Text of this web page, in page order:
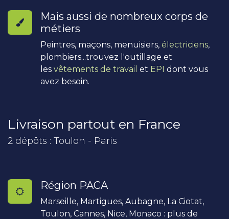
Mais aussi de nombreux corps de
métiers
Peintres, maçons, menuisiers, électriciens,
plombiers...trouvez l'outillage et
les vêtements de travail et EPI dont vous
avez besoin.
Livraison partout en France
2 dépôts : Toulon - Paris
Région PACA
Marseille, Martigues, Aubagne, La Ciotat,
Toulon, Cannes, Nice, Monaco : plus de